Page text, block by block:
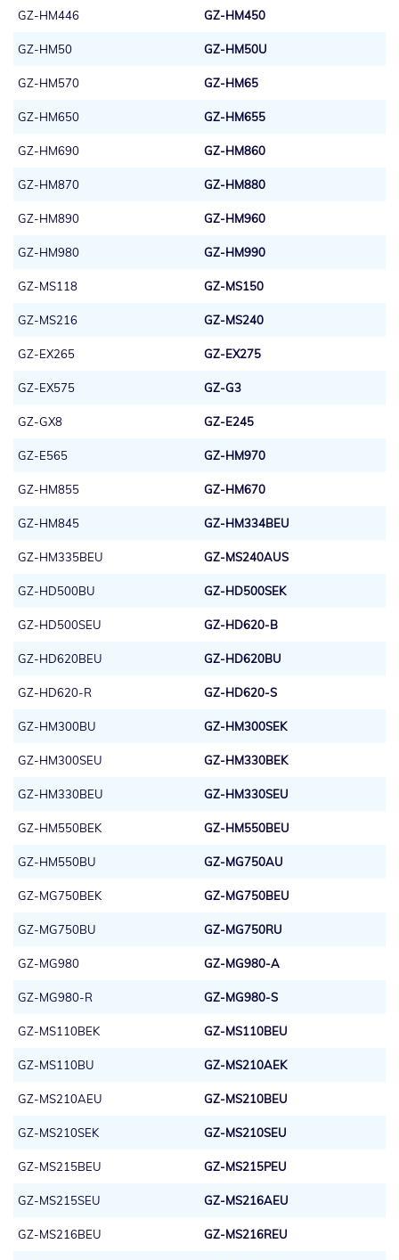
GZ-HM446 GZ-HM450
GZ-HM50 GZ-HM50U
GZ-HM570 GZ-HM65
GZ-HM650 GZ-HM655
GZ-HM690 GZ-HM860
GZ-HM870 GZ-HM880
GZ-HM890 GZ-HM960
GZ-HM980 GZ-HM990
GZ-MS118 GZ-MS150
GZ-MS216 GZ-MS240
GZ-EX265 GZ-EX275
GZ-EX575 GZ-G3
GZ-GX8 GZ-E245
GZ-E565 GZ-HM970
GZ-HM855 GZ-HM670
GZ-HM845 GZ-HM334BEU
GZ-HM335BEU GZ-MS240AUS
GZ-HD500BU GZ-HD500SEK
GZ-HD500SEU GZ-HD620-B
GZ-HD620BEU GZ-HD620BU
GZ-HD620-R GZ-HD620-S
GZ-HM300BU GZ-HM300SEK
GZ-HM300SEU GZ-HM330BEK
GZ-HM330BEU GZ-HM330SEU
GZ-HM550BEK GZ-HM550BEU
GZ-HM550BU GZ-MG750AU
GZ-MG750BEK GZ-MG750BEU
GZ-MG750BU GZ-MG750RU
GZ-MG980 GZ-MG980-A
GZ-MG980-R GZ-MG980-S
GZ-MS110BEK GZ-MS110BEU
GZ-MS110BU GZ-MS210AEK
GZ-MS210AEU GZ-MS210BEU
GZ-MS210SEK GZ-MS210SEU
GZ-MS215BEU GZ-MS215PEU
GZ-MS215SEU GZ-MS216AEU
GZ-MS216BEU GZ-MS216REU